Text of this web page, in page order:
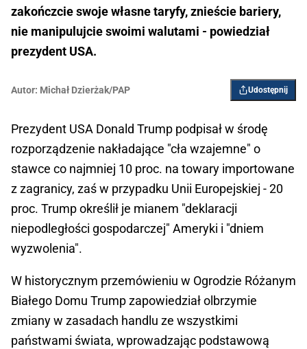
zakończcie swoje własne taryfy, znieście bariery,
nie manipulujcie swoimi walutami - powiedział
prezydent USA.
Autor: Michał Dzierżak/PAP Udostępnij
Prezydent USA Donald Trump podpisał w środę
rozporządzenie nakładające "cła wzajemne" o
stawce co najmniej 10 proc. na towary importowane
z zagranicy, zaś w przypadku Unii Europejskiej - 20
proc. Trump określił je mianem "deklaracji
niepodległości gospodarczej" Ameryki i "dniem
wyzwolenia".
W historycznym przemówieniu w Ogrodzie Różanym
Białego Domu Trump zapowiedział olbrzymie
zmiany w zasadach handlu ze wszystkimi
państwami świata, wprowadzając podstawową